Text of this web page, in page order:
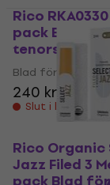
Rico
pack Blad för
tenorsaxofon
Blad för
240 kr
Slut i lager
Rico Organic
Jazz Filed 3